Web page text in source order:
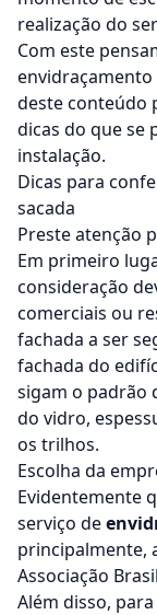
realização do
Com este
envidraçamento
deste conteúdo
dicas do que se
instalação.
Dicas para
sacada
Preste atenção
Em primeiro
consideração
comerciais ou
fachada a ser
fachada do
sigam o padrão
do vidro,
os trilhos.
Escolha da
Evidentemente
serviço de
principalmente,
Associação
Além disso,